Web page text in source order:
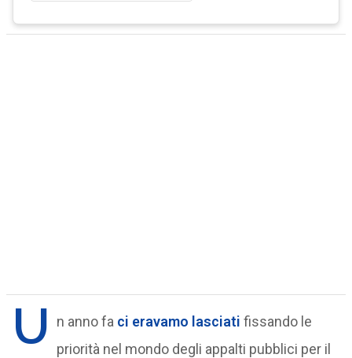
U n anno fa ci eravamo lasciati fissando le
priorità nel mondo degli appalti pubblici per il